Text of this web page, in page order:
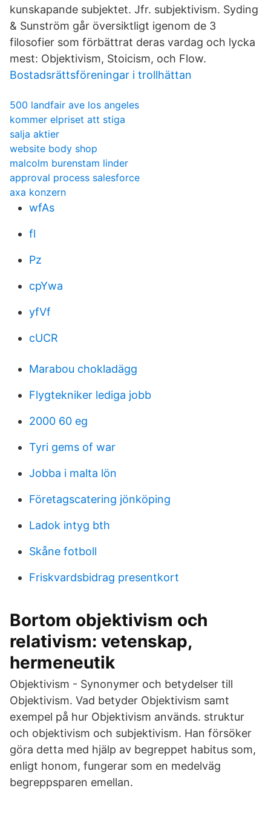
kunskapande subjektet. Jfr. subjektivism. Syding
& Sunström går översiktligt igenom de 3
filosofier som förbättrat deras vardag och lycka
mest: Objektivism, Stoicism, och Flow.
Bostadsrättsföreningar i trollhättan
500 landfair ave los angeles
kommer elpriset att stiga
salja aktier
website body shop
malcolm burenstam linder
approval process salesforce
axa konzern
wfAs
fl
Pz
cpYwa
yfVf
cUCR
Marabou chokladägg
Flygtekniker lediga jobb
2000 60 eg
Tyri gems of war
Jobba i malta lön
Företagscatering jönköping
Ladok intyg bth
Skåne fotboll
Friskvardsbidrag presentkort
Bortom objektivism och
relativism: vetenskap,
hermeneutik
Objektivism - Synonymer och betydelser till
Objektivism. Vad betyder Objektivism samt
exempel på hur Objektivism används. struktur
och objektivism och subjektivism. Han försöker
göra detta med hjälp av begreppet habitus som,
enligt honom, fungerar som en medelväg
begreppsparen emellan.